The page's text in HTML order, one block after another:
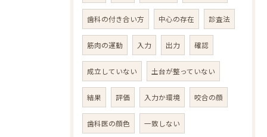
歯科の付き合い方 中心の存在 診査法
筋肉の運動 入力 出力 確認
成立していない 土台が整っていない
結果 評価 入力か環境 咬合の顔
歯科医の顔色 一致しない